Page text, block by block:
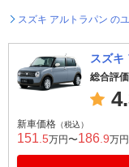
スズキ アルトラパン の
スズキ
総合評価
新車価格 （税込）
151 .5万円〜186 .9万円